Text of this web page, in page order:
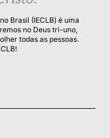
Brasil (IECLB) é uma
no Deus tri-uno,
todas as pessoas.